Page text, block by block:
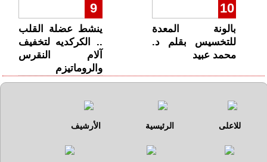
9
ينشط عضلة القلب
.. الكركديه لتخفيف
آلام النقرس
والروماتيزم
10
بالونة المعدة
للتخسيس بقلم د.
محمد عبيد
للاعلى الرئيسية الأرشيف